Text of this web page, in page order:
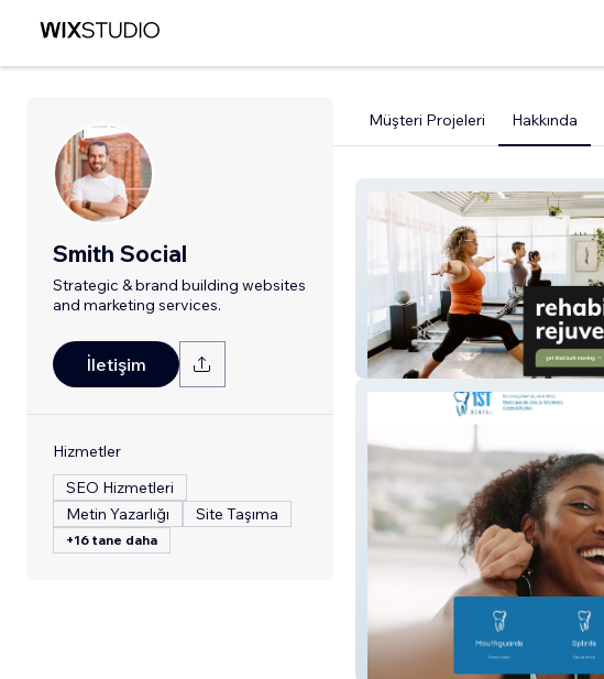
Smith Social
Strategic & brand building websites
and marketing services.
İletişim
Hizmetler
SEO Hizmetleri
Metin Yazarlığı
Site Taşıma
+16 tane daha
Müşteri Projeleri Hakkında
Pilates Utopia Perth